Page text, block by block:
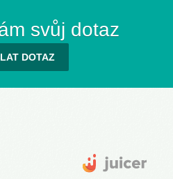
svůj dotaz
DOTAZ